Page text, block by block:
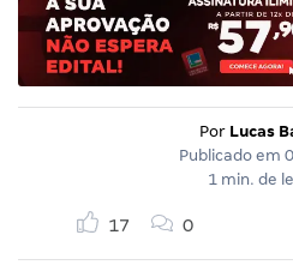
Por Lucas
Publicado em
1 min. de
17 0